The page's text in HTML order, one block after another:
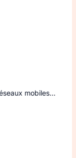
mobiles…